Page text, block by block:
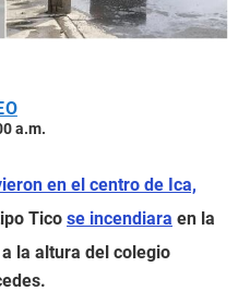
a.m.
en el centro de Ica,
Tico se incendiara en la
la altura del colegio